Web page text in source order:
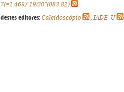
7(=1:469)"19/20"(083.82)
destes editores: Caleidoscópio ,IADE -U